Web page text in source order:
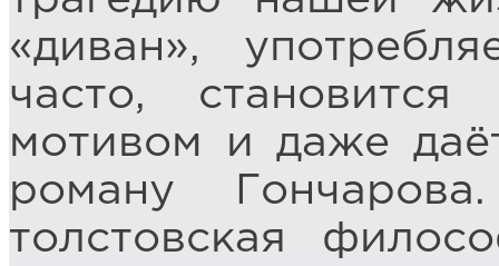
«диван»,
часто,
мотивом и даже
роману
толстовская